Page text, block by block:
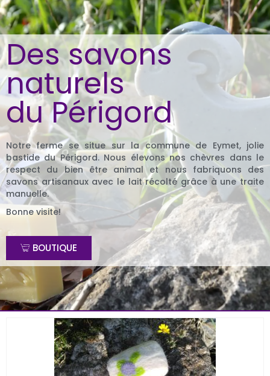
Des savons
naturels
du Périgord
Notre ferme se situe sur la commune de Eymet, jolie
bastide du Périgord. Nous élevons nos chèvres dans le
respect du bien être animal et nous fabriquons des
savons artisanaux avec le lait récolté grâce à une traite
manuelle.
Bonne visite!
BOUTIQUE